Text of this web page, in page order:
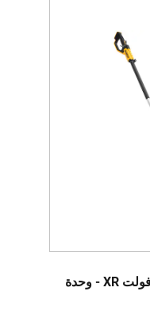
جهاز تشذيب الحدائق 18 فولت XR - وحدة